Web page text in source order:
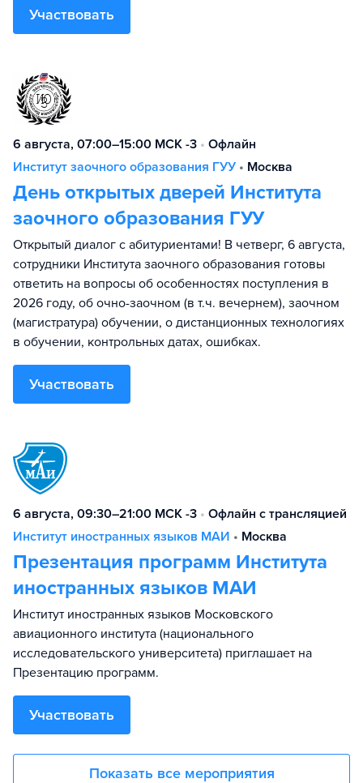
Участвовать
6 августа, 07:00–15:00 МСК -3 • Офлайн
Институт заочного образования ГУУ • Москва
День открытых дверей Института
заочного образования ГУУ
Открытый диалог с абитуриентами! В четверг, 6 августа,
сотрудники Института заочного образования готовы
ответить на вопросы об особенностях поступления в
2026 году, об очно-заочном (в т.ч. вечернем), заочном
(магистратура) обучении, о дистанционных технологиях
в обучении, контрольных датах, ошибках.
Участвовать
6 августа, 09:30–21:00 МСК -3 • Офлайн с трансляцией
Институт иностранных языков МАИ • Москва
Презентация программ Института
иностранных языков МАИ
Институт иностранных языков Московского
авиационного института (национального
исследовательского университета) приглашает на
Презентацию программ.
Участвовать
Показать все мероприятия